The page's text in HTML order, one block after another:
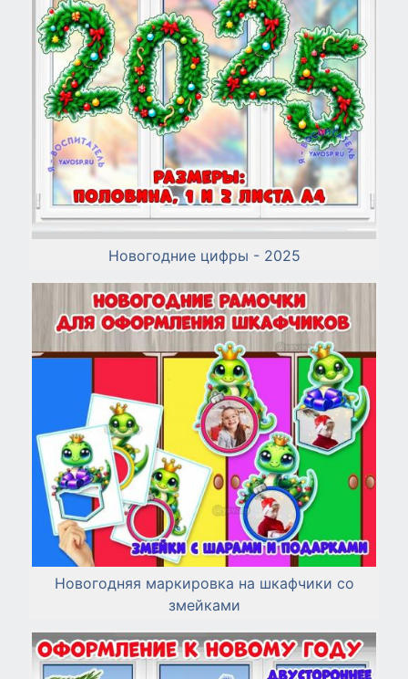
Новогодние цифры - 2025
Новогодняя маркировка на шкафчики со
змейками